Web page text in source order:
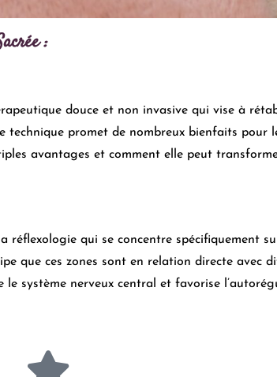
:
douce et non invasive qui vise à
technique promet de nombreux bienfaits pour
avantages et comment elle peut
réflexologie qui se concentre spécifiquement
que ces zones sont en relation directe avec
le système nerveux central et favorise